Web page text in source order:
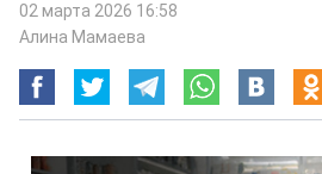
02 марта 2026 16:58
Алина Мамаева